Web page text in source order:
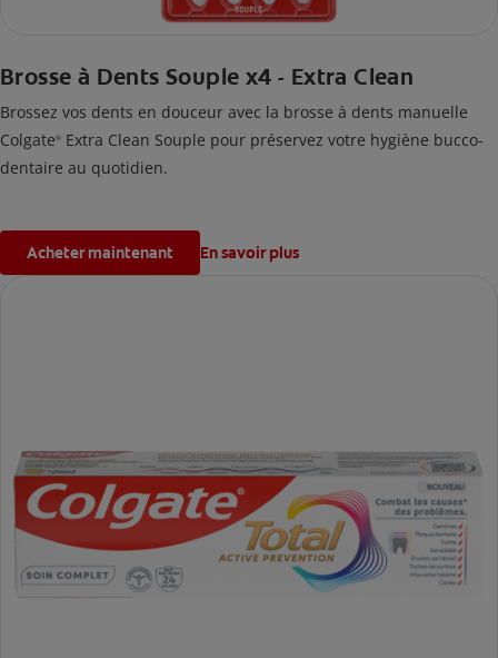
Brosse à Dents Souple x4 - Extra Clean
Brossez vos dents en douceur avec la brosse à dents manuelle
Colgate® Extra Clean Souple pour préservez votre hygiène bucco-
dentaire au quotidien.
Acheter maintenant En savoir plus